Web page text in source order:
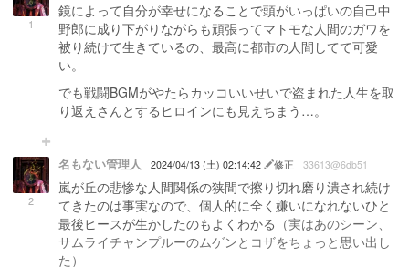
1
鏡によって自分が幸せになることで頭がいっぱいの自己中
野郎に成り下がりながらも頑張ってマトモな人間のガワを
被り続けて生きているの、最高に都市の人間してて可愛
い。
でも戦闘BGMがやたらカッコいいせいで盗まれた人生を取
り返えさんとするヒロインにも見えちまう…。
2
名もない管理人 2024/04/13 (土) 02:14:42 修正 33613@6db51
嵐が丘の悲惨な人間関係の狭間で擦り切れ磨り潰され続け
てきたのは事実なので、個人的に全く嫌いになれないひと
最後ヒースが生かしたのもよくわかる （実はあのシーン、
サムライチャンプルーのムゲンとコザをちょっと思い出し
た）